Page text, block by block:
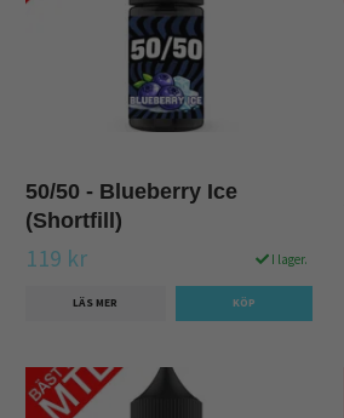
50/50 - Blueberry Ice
(Shortfill)
119 kr I lager.
LÄS MER